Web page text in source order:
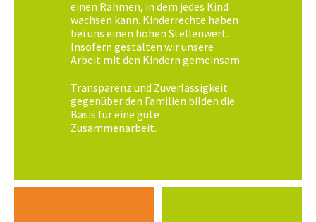
einen Rahmen, in dem jedes Kind
wachsen kann. Kinderrechte haben
bei uns einen hohen Stellenwert.
Insofern gestalten wir unsere
Arbeit mit den Kindern gemeinsam.
Transparenz und Zuverlässigkeit
gegenüber den Familien bilden die
Basis für eine gute
Zusammenarbeit.